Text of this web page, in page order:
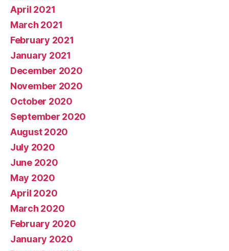
April 2021
March 2021
February 2021
January 2021
December 2020
November 2020
October 2020
September 2020
August 2020
July 2020
June 2020
May 2020
April 2020
March 2020
February 2020
January 2020